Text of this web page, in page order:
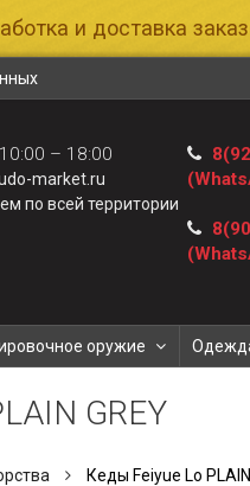
и доставка
10:00 – 18:00
market.ru
по всей территории
оружие
GREY
Кеды Feiyue Lo